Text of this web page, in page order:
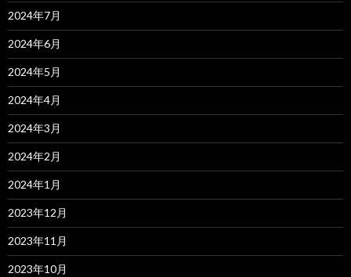
2024年7月
2024年6月
2024年5月
2024年4月
2024年3月
2024年2月
2024年1月
2023年12月
2023年11月
2023年10月